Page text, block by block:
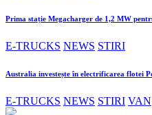
Prima stație Megacharger de 1,2 MW
E-TRUCKS NEWS STIRI
Australia investește în electrificarea flotei
E-TRUCKS NEWS STIRI VAN